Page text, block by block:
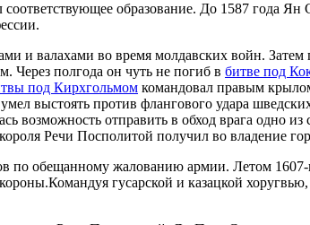
образование. До 1587 года Ян
и валахами во время молдавских войн.
Через полгода он чуть не погиб в битве под
под Кирхгольмом командовал правым
выстоять против флангового удара
возможность отправить в обход врага одно
Речи Посполитой получил во владение
по обещанному жалованию армии. Летом
гусарской и казацкой